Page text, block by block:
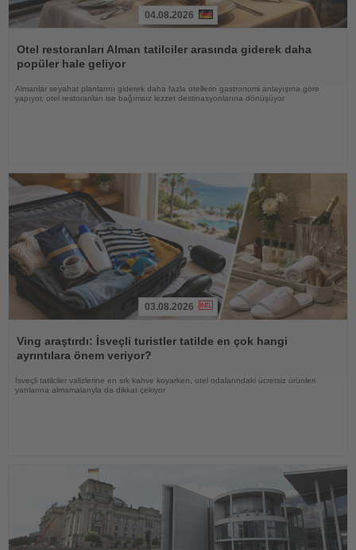
Oku
04.08.2026
Otel restoranları Alman tatilciler arasında giderek daha
popüler hale geliyor
Almanlar seyahat planlarını giderek daha fazla otellerin gastronomi anlayışına göre
yapıyor, otel restoranları ise bağımsız lezzet destinasyonlarına dönüşüyor
Oku
03.08.2026
Ving araştırdı: İsveçli turistler tatilde en çok hangi
ayrıntılara önem veriyor?
İsveçli tatilciler valizlerine en sık kahve koyarken, otel odalarındaki ücretsiz ürünleri
yanlarına almamalarıyla da dikkat çekiyor